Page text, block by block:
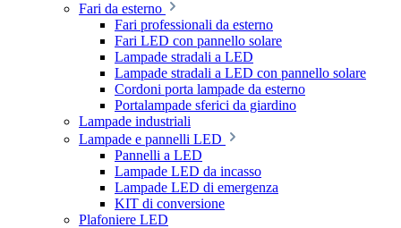
Fari da esterno
Fari professionali da esterno
Fari LED con pannello solare
Lampade stradali a LED
Lampade stradali a LED con pannello solare
Cordoni porta lampade da esterno
Portalampade sferici da giardino
Lampade industriali
Lampade e pannelli LED
Pannelli a LED
Lampade LED da incasso
Lampade LED di emergenza
KIT di conversione
Plafoniere LED